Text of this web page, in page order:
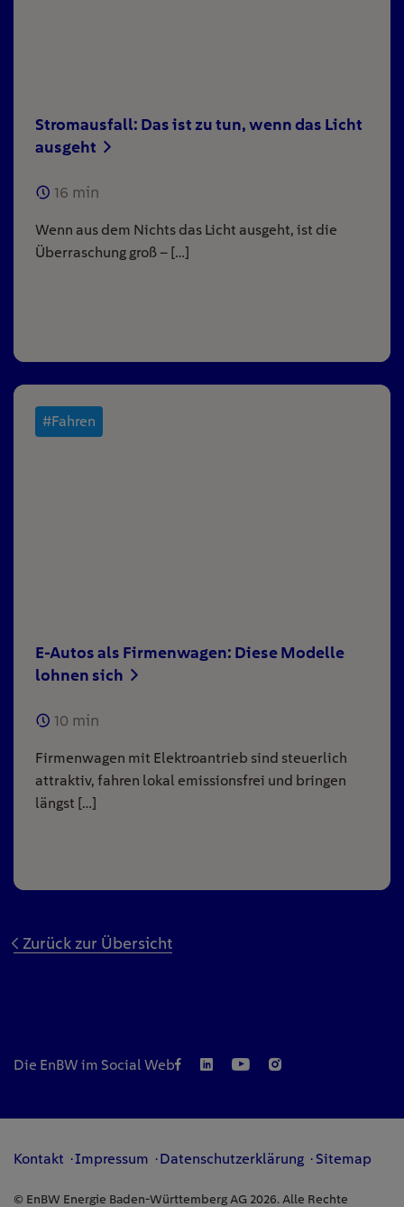
Stromausfall: Das ist zu tun, wenn das Licht
ausgeht
16 min
Wenn aus dem Nichts das Licht ausgeht, ist die
Überraschung groß – […]
#Fahren
E-Autos als Firmenwagen: Diese Modelle
lohnen sich
10 min
Firmenwagen mit Elektroantrieb sind steuerlich
attraktiv, fahren lokal emissionsfrei und bringen
längst […]
Zurück zur Übersicht
Die EnBW im Social Web
Kontakt Impressum Datenschutzerklärung Sitemap
© EnBW Energie Baden-Württemberg AG 2026. Alle Rechte